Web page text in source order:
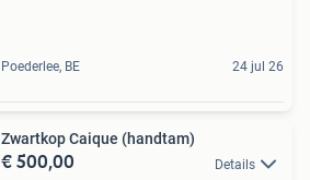
Poederlee, BE 24 jul 26
Zwartkop Caique (handtam)
€ 500,00 Details